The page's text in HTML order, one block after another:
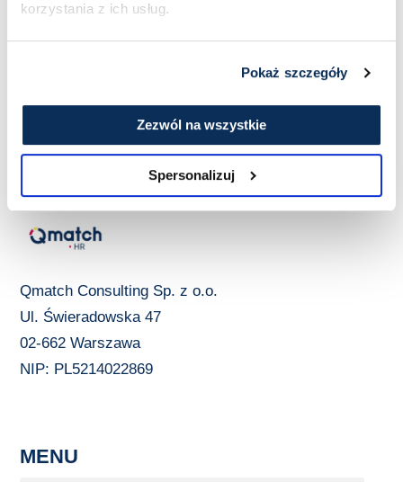
korzystania z ich usług.
Pokaż szczegóły
Zezwól na wszystkie
Spersonalizuj
Qmatch Consulting Sp. z o.o.
Ul. Świeradowska 47
02-662 Warszawa
NIP: PL5214022869
MENU